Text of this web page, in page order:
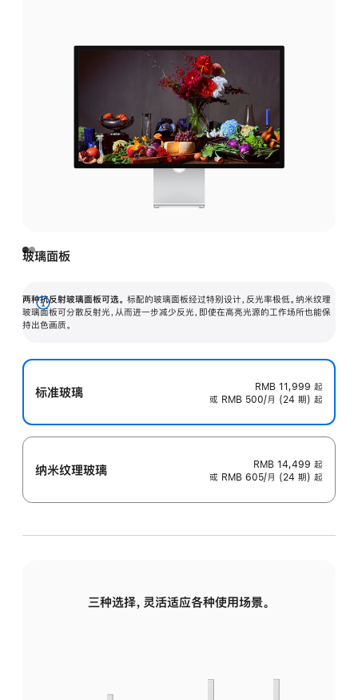
玻璃面板
两种抗反射玻璃面板可选。 标配的玻璃面板经过特别设计，反光率极低。纳米纹理
玻璃面板可分散反射光，从而进一步减少反光，即使在高亮光源的工作场所也能保
持出色画质。
展
开
标准玻璃 RMB 11,999 起
或 RMB 500/月 (24 期) 起
纳米纹理玻璃 RMB 14,499 起
或 RMB 605/月 (24 期) 起
三种选择，灵活适应各种使用场景。